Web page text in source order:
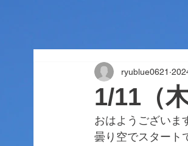
1/11（
ryublue0621
おはようございま
曇り空でスタート